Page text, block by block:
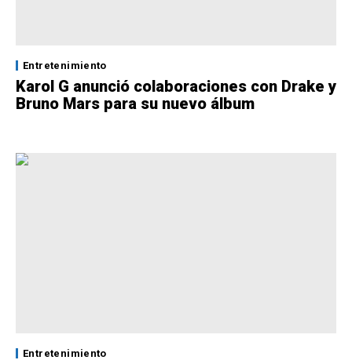
Entretenimiento
Karol G anunció colaboraciones con Drake y
Bruno Mars para su nuevo álbum
Entretenimiento